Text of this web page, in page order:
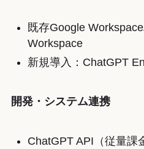
既存Google
Workspace
新規導入：ChatGPT
開発・システム連携
ChatGPT API（従量課